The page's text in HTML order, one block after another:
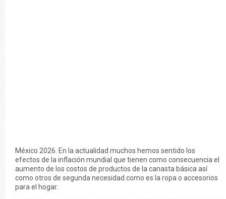
México 2026. En la actualidad muchos hemos sentido los
efectos de la inflación mundial que tienen como consecuencia el
aumento de los costos de productos de la canasta básica así
como otros de segunda necesidad como es la ropa o accesorios
para el hogar.